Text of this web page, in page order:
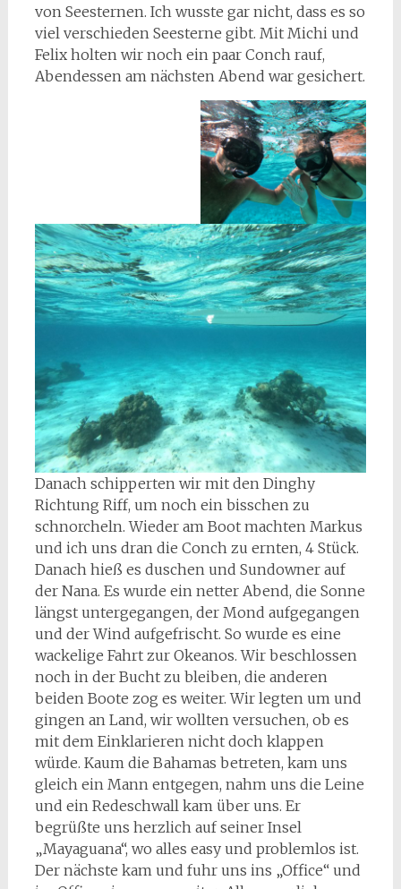
von Seesternen. Ich wusste gar nicht, dass es so
viel verschieden Seesterne gibt. Mit Michi und
Felix holten wir noch ein paar Conch rauf,
Abendessen am nächsten Abend war gesichert.
Danach schipperten wir mit den Dinghy
Richtung Riff, um noch ein bisschen zu
schnorcheln. Wieder am Boot machten Markus
und ich uns dran die Conch zu ernten, 4 Stück.
Danach hieß es duschen und Sundowner auf
der Nana. Es wurde ein netter Abend, die Sonne
längst untergegangen, der Mond aufgegangen
und der Wind aufgefrischt. So wurde es eine
wackelige Fahrt zur Okeanos. Wir beschlossen
noch in der Bucht zu bleiben, die anderen
beiden Boote zog es weiter. Wir legten um und
gingen an Land, wir wollten versuchen, ob es
mit dem Einklarieren nicht doch klappen
würde. Kaum die Bahamas betreten, kam uns
gleich ein Mann entgegen, nahm uns die Leine
und ein Redeschwall kam über uns. Er
begrüßte uns herzlich auf seiner Insel
„Mayaguana“, wo alles easy und problemlos ist.
Der nächste kam und fuhr uns ins „Office“ und